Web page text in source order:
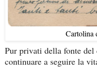
Cartolina
Pur privati della fonte
continuare a seguire la